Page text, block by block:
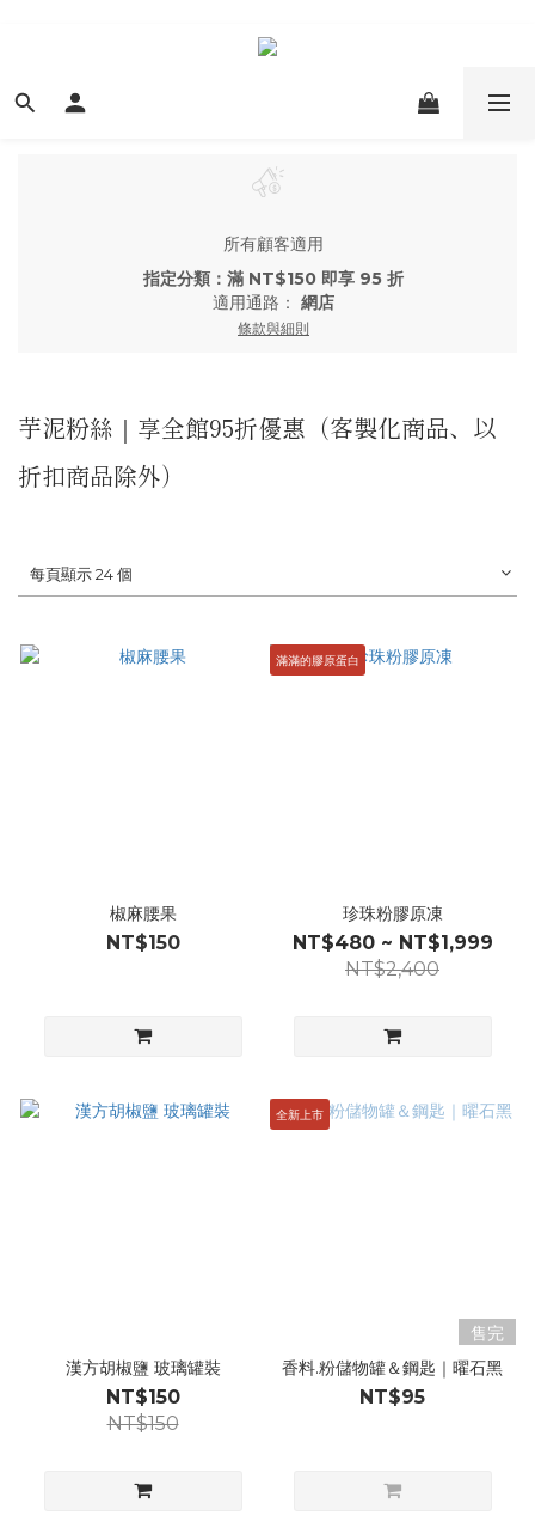
所有顧客適用
指定分類：滿 NT$150 即享 95 折
適用通路： 網店
條款與細則
芋泥粉絲｜享全館95折優惠（客製化商品、以
折扣商品除外）
每頁顯示 24 個
椒麻腰果
NT$150
滿滿的膠原蛋白
珍珠粉膠原凍
NT$480 ~ NT$1,999
NT$2,400
漢方胡椒鹽 玻璃罐裝
NT$150
NT$150
全新上市
售完
香料.粉儲物罐＆鋼匙｜曜石黑
NT$95